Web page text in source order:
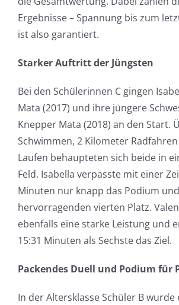
Ergebnisse – Spannung bis zum
ist also garantiert.
Starker Auftritt der Jüngsten
Bei den Schülerinnen C gingen
Mata (2017) und ihre jüngere
Knepper Mata (2018) an den Start.
Schwimmen, 2 Kilometer
Laufen behaupteten sich beide in
Feld. Isabella verpasste mit einer
Minuten nur knapp das Podium
hervorragenden vierten Platz.
ebenfalls eine starke Leistung und
15:31 Minuten als Sechste das Ziel.
Packendes Duell und Podium für
In der Altersklasse Schüler B wurde